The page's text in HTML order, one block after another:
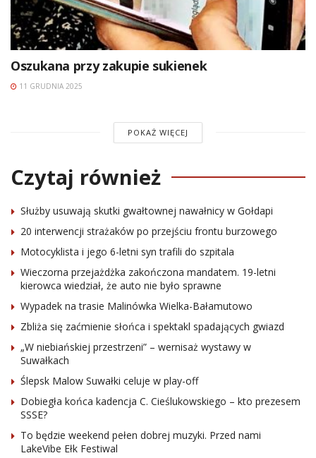
Oszukana przy zakupie sukienek
11 GRUDNIA 2025
POKAŻ WIĘCEJ
Czytaj również
Służby usuwają skutki gwałtownej nawałnicy w Gołdapi
20 interwencji strażaków po przejściu frontu burzowego
Motocyklista i jego 6-letni syn trafili do szpitala
Wieczorna przejażdżka zakończona mandatem. 19-letni
kierowca wiedział, że auto nie było sprawne
Wypadek na trasie Malinówka Wielka-Bałamutowo
Zbliża się zaćmienie słońca i spektakl spadających gwiazd
„W niebiańskiej przestrzeni” – wernisaż wystawy w
Suwałkach
Ślepsk Malow Suwałki celuje w play-off
Dobiegła końca kadencja C. Cieślukowskiego – kto prezesem
SSSE?
To będzie weekend pełen dobrej muzyki. Przed nami
LakeVibe Ełk Festiwal